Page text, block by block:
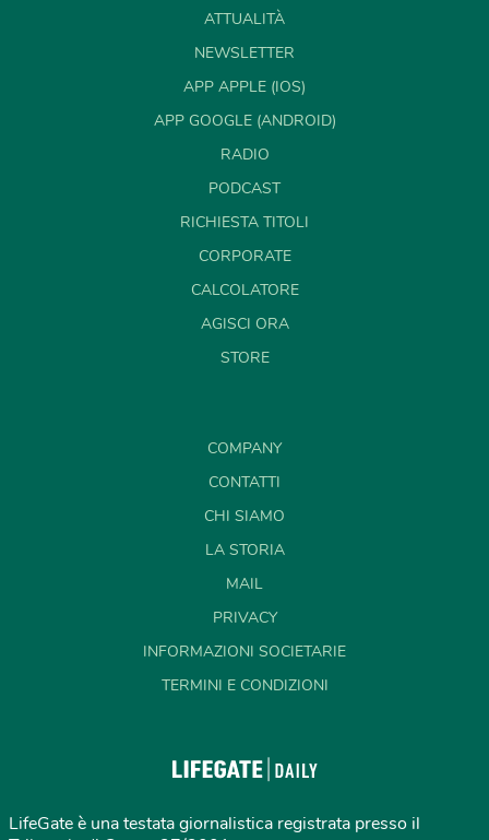
ATTUALITÀ
NEWSLETTER
APP APPLE (IOS)
APP GOOGLE (ANDROID)
RADIO
PODCAST
RICHIESTA TITOLI
CORPORATE
CALCOLATORE
AGISCI ORA
STORE
COMPANY
CONTATTI
CHI SIAMO
LA STORIA
MAIL
PRIVACY
INFORMAZIONI SOCIETARIE
TERMINI E CONDIZIONI
LifeGate è una testata giornalistica registrata presso il